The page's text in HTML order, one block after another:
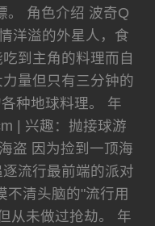
角色介绍 波奇Q
洋溢的外星人，食
到主角的料理而自
量但只有三分钟的
种地球料理。 年
| 兴趣：抛接球游
盗 因为捡到一顶海
流行最前端的派对
不清头脑的"流行用
从未做过抢劫。 年